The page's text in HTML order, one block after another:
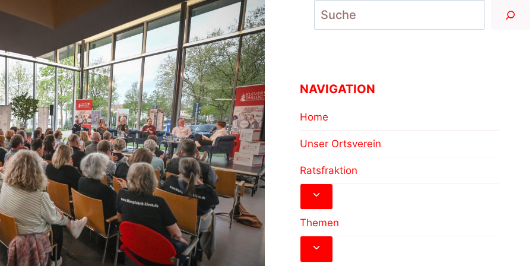
NAVIGATION
Home
Unser Ortsverein
Ratsfraktion
Untermenü
umschalten
Themen
Untermenü